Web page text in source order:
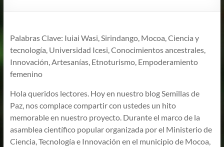
Palabras Clave: Iuiai Wasi, Sirindango, Mocoa, Ciencia y
tecnología, Universidad Icesi, Conocimientos ancestrales,
Innovación, Artesanías, Etnoturismo, Empoderamiento
femenino
Hola queridos lectores. Hoy en nuestro blog Semillas de
Paz, nos complace compartir con ustedes un hito
memorable en nuestro proyecto. Durante el marco de la
asamblea científico popular organizada por el Ministerio de
Ciencia, Tecnología e Innovación en el municipio de Mocoa,